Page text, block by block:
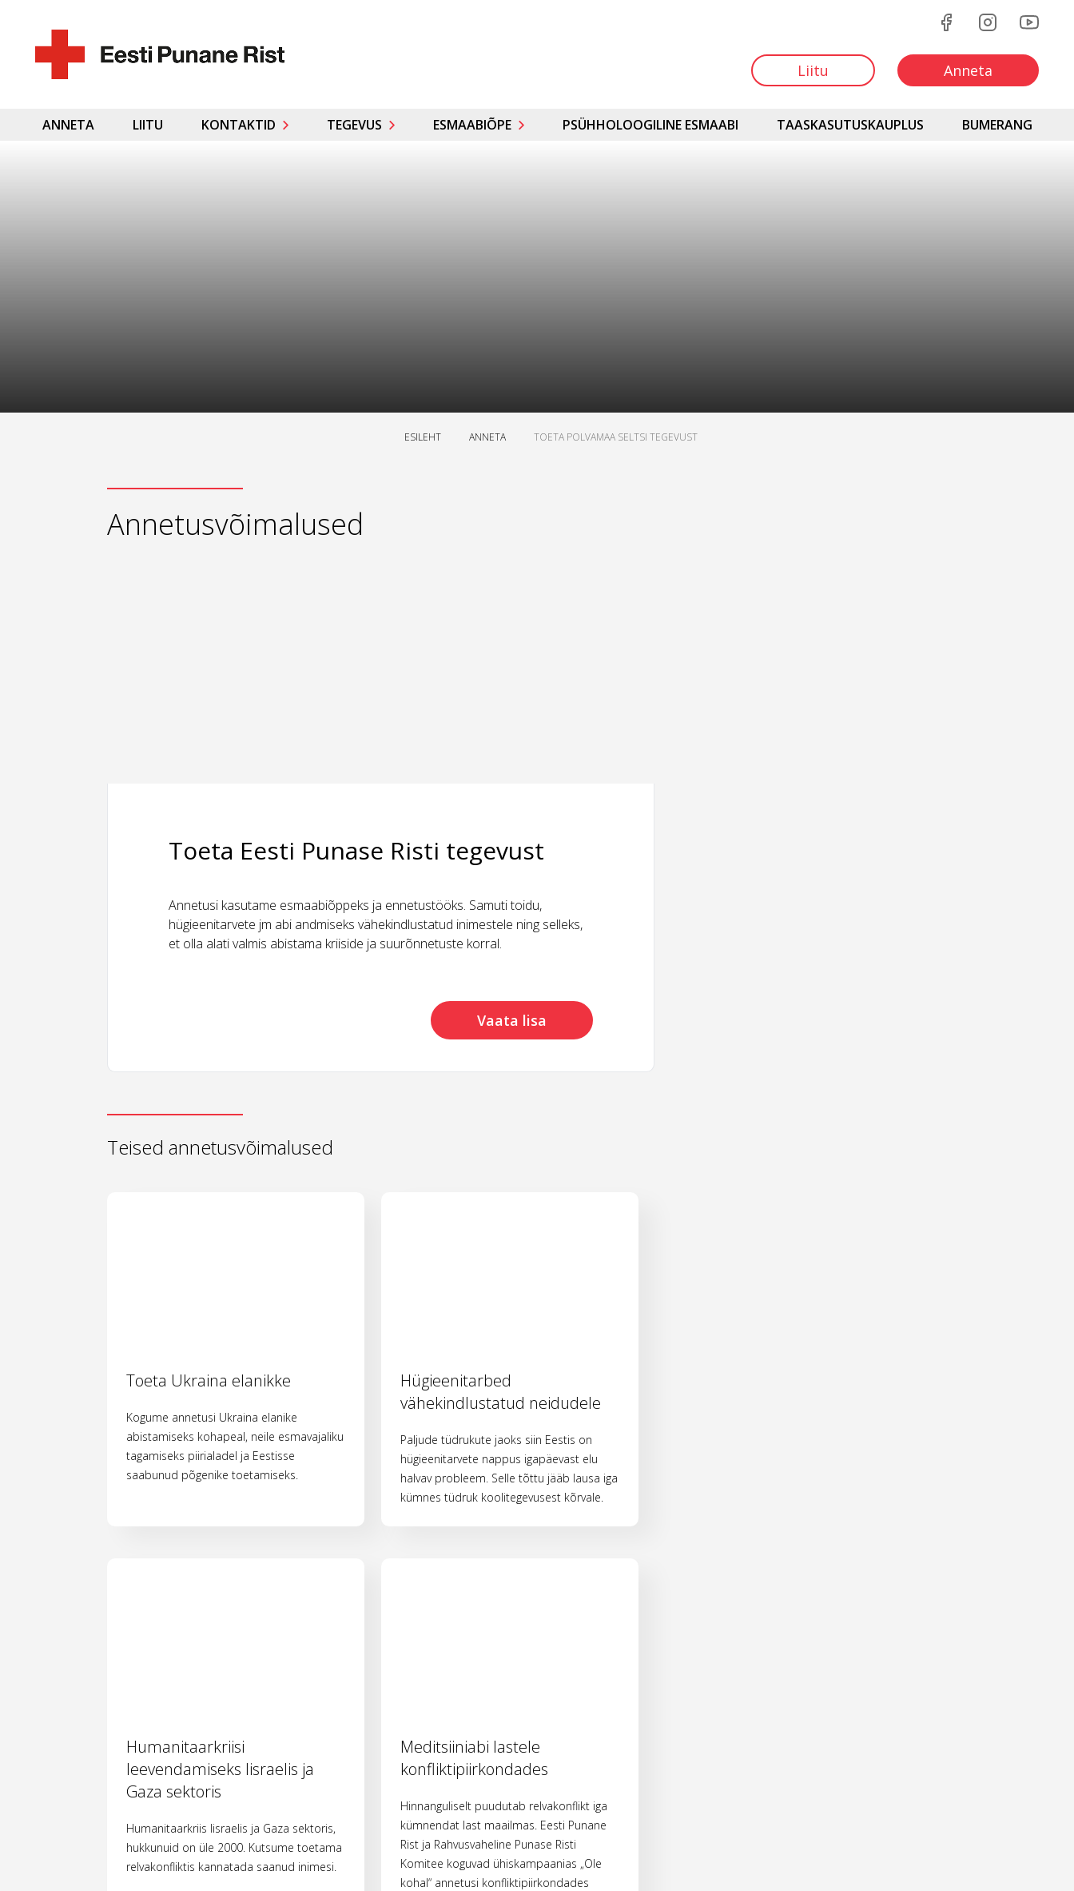
Liitu Anneta
ANNETA LIITU KONTAKTID TEGEVUS ESMAABIÕPE PSÜHHOLOOGILINE ESMAABI TAASKASUTUSKAUPLUS BUMERANG
ESILEHT ANNETA TOETA POLVAMAA SELTSI TEGEVUST
Annetusvõimalused
Toeta Eesti Punase Risti tegevust
Annetusi kasutame esmaabiõppeks ja ennetustööks. Samuti toidu,
hügieenitarvete jm abi andmiseks vähekindlustatud inimestele ning selleks,
et olla alati valmis abistama kriiside ja suurõnnetuste korral.
Vaata lisa
Teised annetusvõimalused
Toeta Ukraina elanikke
Kogume annetusi Ukraina elanike
abistamiseks kohapeal, neile esmavajaliku
tagamiseks piirialadel ja Eestisse
saabunud põgenike toetamiseks.
Hügieenitarbed
vähekindlustatud neidudele
Paljude tüdrukute jaoks siin Eestis on
hügieenitarvete nappus igapäevast elu
halvav probleem. Selle tõttu jääb lausa iga
kümnes tüdruk koolitegevusest kõrvale.
Humanitaarkriisi
leevendamiseks Iisraelis ja
Gaza sektoris
Humanitaarkriis Iisraelis ja Gaza sektoris,
hukkunuid on üle 2000. Kutsume toetama
relvakonfliktis kannatada saanud inimesi.
Meditsiiniabi lastele
konfliktipiirkondades
Hinnanguliselt puudutab relvakonflikt iga
kümnendat last maailmas. Eesti Punane
Rist ja Rahvusvaheline Punase Risti
Komitee koguvad ühiskampaanias „Ole
kohal“ annetusi konfliktipiirkondades